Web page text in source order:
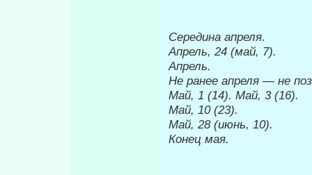
Середина апреля.
Апрель, 24 (май, 7).
Апрель.
Не ранее апре­ля — не
Май, 1 (14). Май, 3 (16).
Май, 10 (23).
Май, 28 (июнь, 10).
Конец мая.